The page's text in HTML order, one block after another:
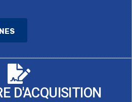
D'ACQUISITION